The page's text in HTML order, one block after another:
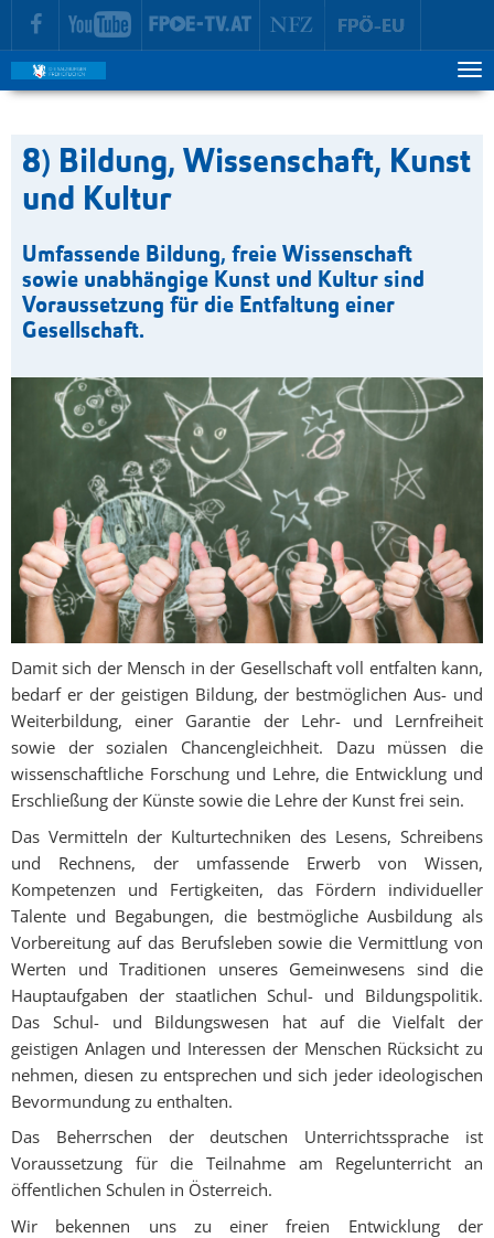
zur Hauptnavigation springen
zum Inhalt springen
8) Bildung, Wissenschaft, Kunst
und Kultur
Umfassende Bildung, freie Wissenschaft
sowie unabhängige Kunst und Kultur sind
Voraussetzung für die Entfaltung einer
Gesellschaft.
Damit sich der Mensch in der Gesellschaft voll entfalten kann,
bedarf er der geistigen Bildung, der bestmöglichen Aus- und
Weiterbildung, einer Garantie der Lehr- und Lernfreiheit
sowie der sozialen Chancengleichheit. Dazu müssen die
wissenschaftliche Forschung und Lehre, die Entwicklung und
Erschließung der Künste sowie die Lehre der Kunst frei sein.
Das Vermitteln der Kulturtechniken des Lesens, Schreibens
und Rechnens, der umfassende Erwerb von Wissen,
Kompetenzen und Fertigkeiten, das Fördern individueller
Talente und Begabungen, die bestmögliche Ausbildung als
Vorbereitung auf das Berufsleben sowie die Vermittlung von
Werten und Traditionen unseres Gemeinwesens sind die
Hauptaufgaben der staatlichen Schul- und Bildungspolitik.
Das Schul- und Bildungswesen hat auf die Vielfalt der
geistigen Anlagen und Interessen der Menschen Rücksicht zu
nehmen, diesen zu entsprechen und sich jeder ideologischen
Bevormundung zu enthalten.
Das Beherrschen der deutschen Unterrichtssprache ist
Voraussetzung für die Teilnahme am Regelunterricht an
öffentlichen Schulen in Österreich.
Wir bekennen uns zu einer freien Entwicklung der